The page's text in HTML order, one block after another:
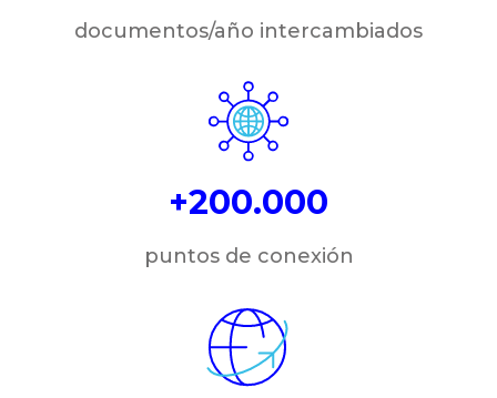
documentos/año intercambiados
+200.000
puntos de conexión